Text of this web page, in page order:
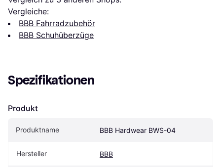
Vergleiche:
BBB Fahrradzubehör
BBB Schuhüberzüge
Spezifikationen
Produkt
Produktname BBB Hardwear BWS-04
Hersteller BBB